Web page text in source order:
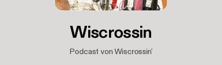
Wiscrossin
Podcast von Wiscrossin'